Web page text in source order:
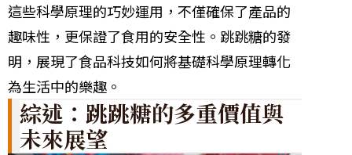
這些科學原理的巧妙運用，不僅確保了產品的
趣味性，更保證了食用的安全性。跳跳糖的發
明，展現了食品科技如何將基礎科學原理轉化
為生活中的樂趣。
綜述：跳跳糖的多重價值與
未來展望